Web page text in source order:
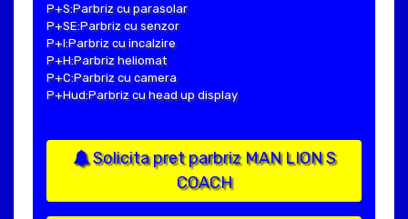
P+S:Parbriz cu parasolar
P+SE:Parbriz cu senzor
P+I:Parbriz cu incalzire
P+H:Parbriz heliomat
P+C:Parbriz cu camera
P+Hud:Parbriz cu head up display
Solicita pret parbriz MAN LION S
COACH